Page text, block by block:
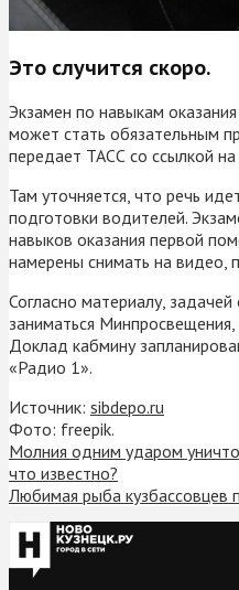
Это случится скоро.
Экзамен по навыкам
может стать обязательным
передает ТАСС со ссылкой
Там уточняется, что речь
подготовки водителей.
навыков оказания первой
намерены снимать на видео,
Согласно материалу,
заниматься
Доклад кабмину
«Радио 1».
Источник: sibdepo.ru
Фото: freepik.
Молния одним ударом
что известно?
Любимая рыба кузбассовцев